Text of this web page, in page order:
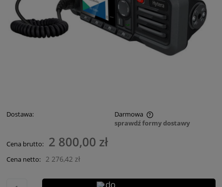
Dostawa:
Darmowa
Cena nie zawiera ewentualnych kosztów płatności
sprawdź formy dostawy
Cena brutto: 2 800,00 zł
Cena netto: 2 276,42 zł